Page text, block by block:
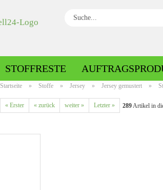
Baumwolle gemustert
STOFFRESTE
Startseite » Stoffe » Jersey » Jersey gemustert »
« Erster « zurück weiter » Letzter » 289Artikel in